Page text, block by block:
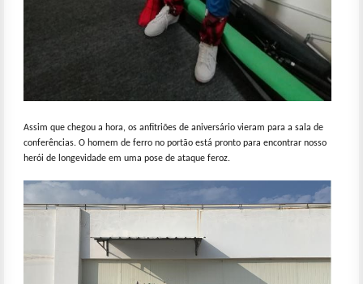
Assim que chegou a hora, os anfitriões de aniversário vieram para a sala de
conferências. O homem de ferro no portão está pronto para encontrar nosso
herói de longevidade em uma pose de ataque feroz.